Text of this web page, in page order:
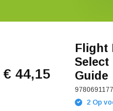
€ 44,15
Flight
Guide
2 Op